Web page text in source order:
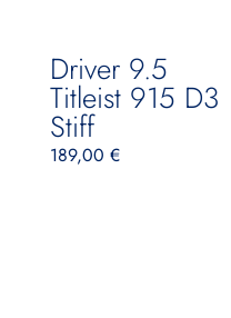
Driver 9.5
Titleist 915 D3
Stiff
189,00 €